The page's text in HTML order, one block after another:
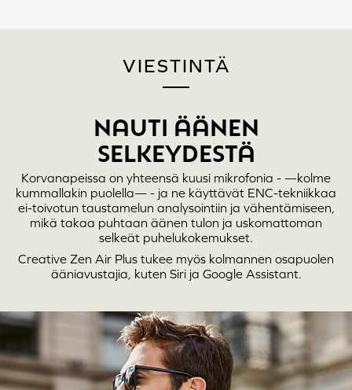
Napauta ja paina 2 s: Hylkää puhelu
VIESTINTÄ
NAUTI ÄÄNEN
SELKEYDESTÄ
Korvanapeissa on yhteensä kuusi mikrofonia - —kolme
kummallakin puolella— - ja ne käyttävät ENC-tekniikkaa
ei-toivotun taustamelun analysointiin ja vähentämiseen,
mikä takaa puhtaan äänen tulon ja uskomattoman
selkeät puhelukokemukset.
Creative Zen Air Plus tukee myös kolmannen osapuolen
ääniavustajia, kuten Siri ja Google Assistant.